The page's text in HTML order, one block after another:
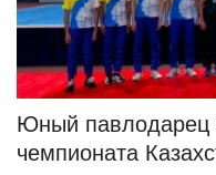
Юный павлодарец
чемпионата